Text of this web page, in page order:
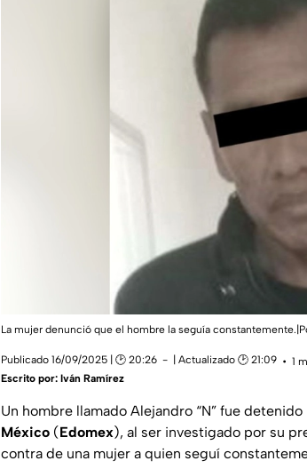
La mujer denunció que el hombre la seguía
Publicado 16/09/2025 | 🕑 20:26 | Actualizado 🕑 21:09
1
Escrito por: Iván Ramírez
Un hombre llamado Alejandro “N” fue
México (Edomex), al ser investigado por su
contra de una mujer a quien seguí